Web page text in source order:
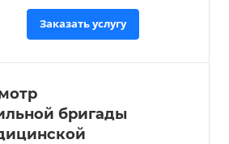
Заказать услугу
бригады